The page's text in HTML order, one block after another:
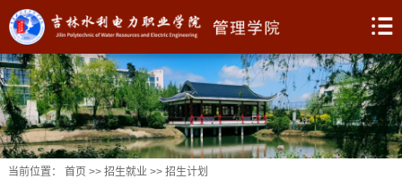
当前位置： 首页>> 招生就业 >> 招生计划